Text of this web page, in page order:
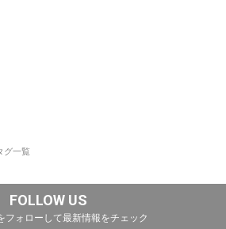
グ一覧
FOLLOW US
フォローして最新情報をチェック